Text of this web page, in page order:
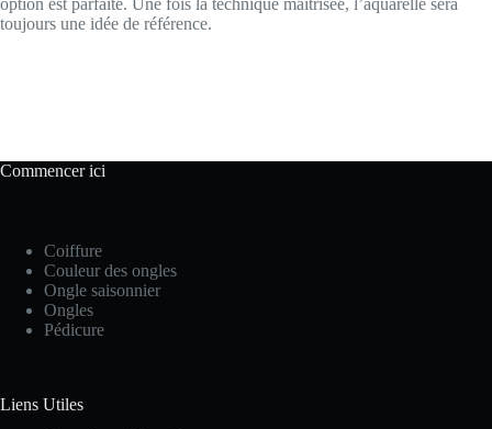
option est parfaite. Une fois la technique maîtrisée, l’aquarelle sera
toujours une idée de référence.
Commencer ici
Coiffure
Couleur des ongles
Ongle saisonnier
Ongles
Pédicure
Liens Utiles